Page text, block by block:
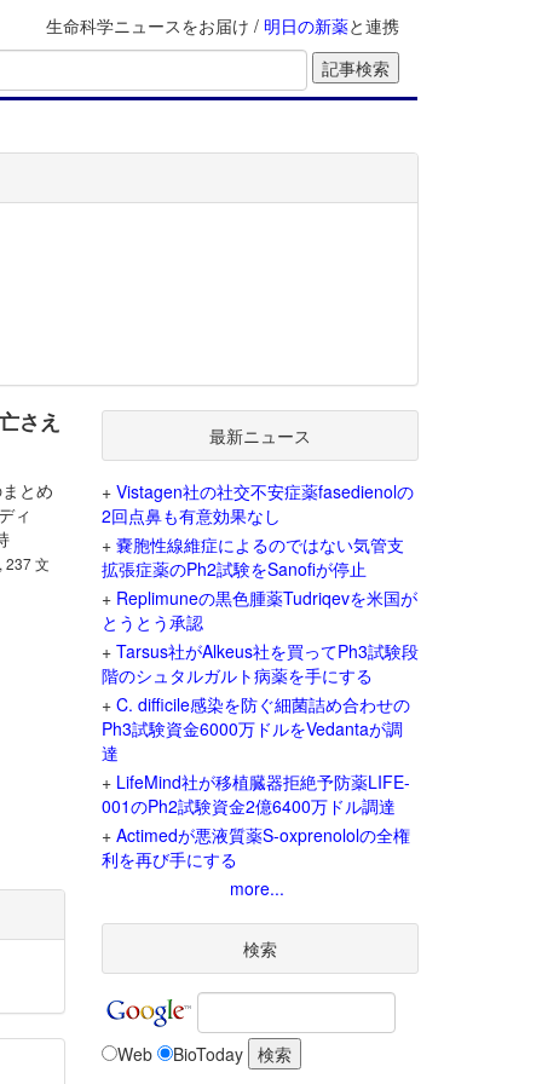
生命科学ニュースをお届け / 明日の新薬と連携
さえ
とめ
ィ
237 文
最新ニュース
+ Vistagen社の社交不安症薬fasedienolの
2回点鼻も有意効果なし
+ 嚢胞性線維症によるのではない気管支
拡張症薬のPh2試験をSanofiが停止
+ Replimuneの黒色腫薬Tudriqevを米国が
とうとう承認
+ Tarsus社がAlkeus社を買ってPh3試験段
階のシュタルガルト病薬を手にする
+ C. difficile感染を防ぐ細菌詰め合わせの
Ph3試験資金6000万ドルをVedantaが調
達
+ LifeMind社が移植臓器拒絶予防薬LIFE-
001のPh2試験資金2億6400万ドル調達
+ Actimedが悪液質薬S-oxprenololの全権
利を再び手にする
more...
検索
Web BioToday